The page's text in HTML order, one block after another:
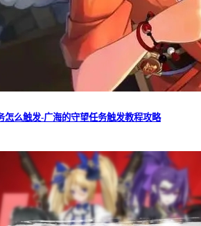
怎么触发-广海的守望任务触发教程攻略